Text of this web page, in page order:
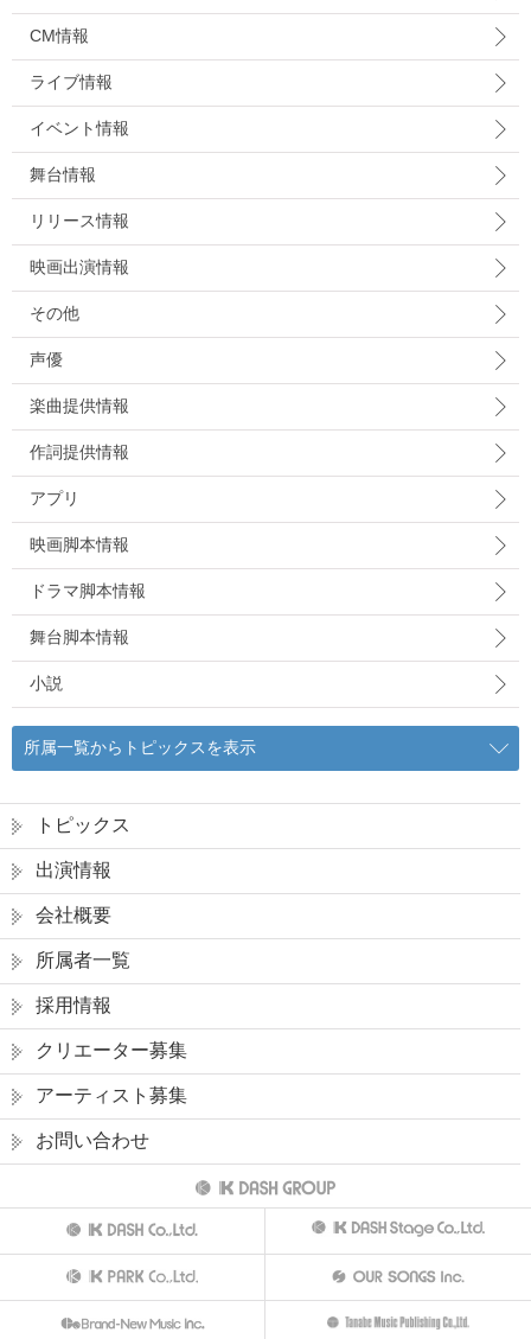
CM情報
ライブ情報
イベント情報
舞台情報
リリース情報
映画出演情報
その他
声優
楽曲提供情報
作詞提供情報
アプリ
映画脚本情報
ドラマ脚本情報
舞台脚本情報
小説
所属一覧からトピックスを表示
トピックス
出演情報
会社概要
所属者一覧
採用情報
クリエーター募集
アーティスト募集
お問い合わせ